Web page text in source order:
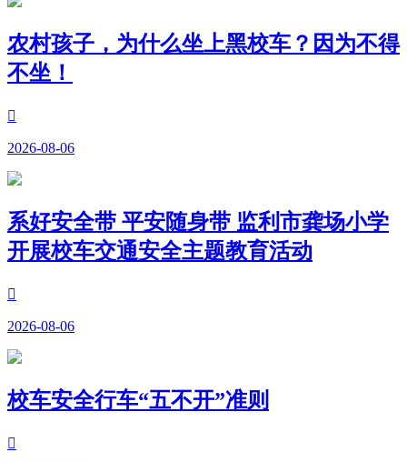
农村孩子，为什么坐上黑校车？因为不得
不坐！

2026-08-06
系好安全带 平安随身带 监利市龚场小学
开展校车交通安全主题教育活动

2026-08-06
校车安全行车“五不开”准则
